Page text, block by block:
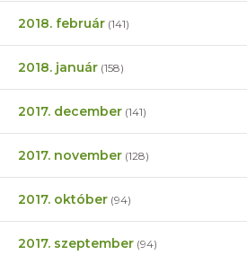
2018. február (141)
2018. január (158)
2017. december (141)
2017. november (128)
2017. október (94)
2017. szeptember (94)